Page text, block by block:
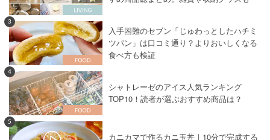
3
入手困難のセブン「じゅわっとしたハチミ
ツパン」は口コミ通り？よりおいしくなる
食べ方も検証
4
シャトレーゼのアイス人気ランキング
TOP10！読者が選ぶおすすめ商品は？
5
カニカマで作るカニ玉丼｜10分で完成する